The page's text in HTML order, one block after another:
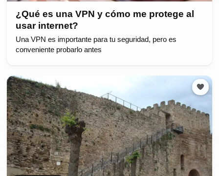
¿Qué es una VPN y cómo me protege al
usar internet?
Una VPN es importante para tu seguridad, pero es
conveniente probarlo antes